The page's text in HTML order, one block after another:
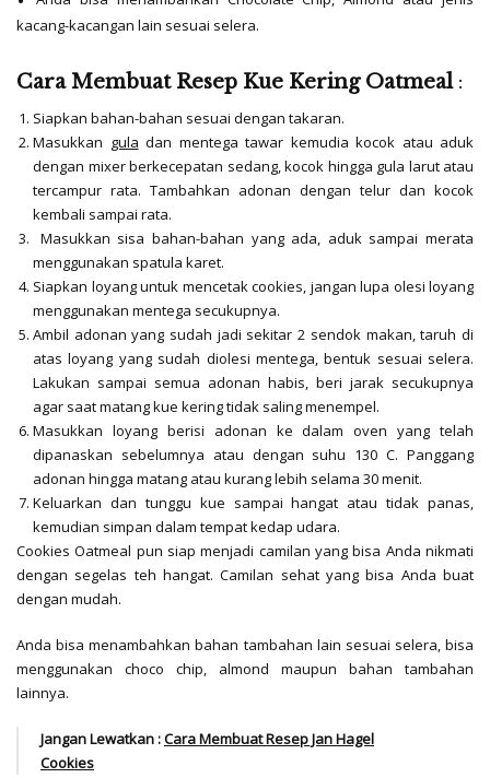
kacang-kacangan lain sesuai selera.
Cara Membuat Resep Kue Kering Oatmeal :
Siapkan bahan-bahan sesuai dengan takaran.
Masukkan gula dan mentega tawar kemudia kocok atau aduk
dengan mixer berkecepatan sedang, kocok hingga gula larut atau
tercampur rata. Tambahkan adonan dengan telur dan kocok
kembali sampai rata.
Masukkan sisa bahan-bahan yang ada, aduk sampai merata
menggunakan spatula karet.
Siapkan loyang untuk mencetak cookies, jangan lupa olesi loyang
menggunakan mentega secukupnya.
Ambil adonan yang sudah jadi sekitar 2 sendok makan, taruh di
atas loyang yang sudah diolesi mentega, bentuk sesuai selera.
Lakukan sampai semua adonan habis, beri jarak secukupnya
agar saat matang kue kering tidak saling menempel.
Masukkan loyang berisi adonan ke dalam oven yang telah
dipanaskan sebelumnya atau dengan suhu 130 C. Panggang
adonan hingga matang atau kurang lebih selama 30 menit.
Keluarkan dan tunggu kue sampai hangat atau tidak panas,
kemudian simpan dalam tempat kedap udara.
Cookies Oatmeal pun siap menjadi camilan yang bisa Anda nikmati
dengan segelas teh hangat. Camilan sehat yang bisa Anda buat
dengan mudah.
Anda bisa menambahkan bahan tambahan lain sesuai selera, bisa
menggunakan choco chip, almond maupun bahan tambahan
lainnya.
Jangan Lewatkan :Cara Membuat Resep Jan Hagel
Cookies